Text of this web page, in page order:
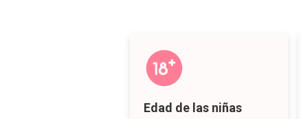
Edad de las niñas